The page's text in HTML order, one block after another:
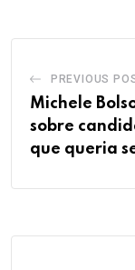
PREVIOUS
Michele
sobre
que queria